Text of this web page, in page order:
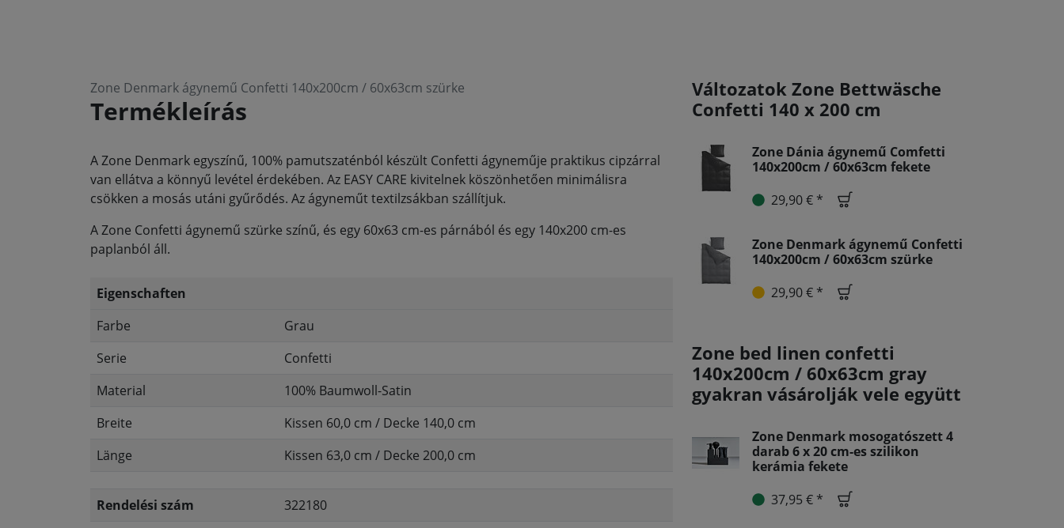
Zone Denmark ágynemű Confetti 140x200cm / 60x63cm szürke
Termékleírás
A Zone Denmark egyszínű, 100% pamutszaténból készült Confetti ágyneműje praktikus cipzárral
van ellátva a könnyű levétel érdekében. Az EASY CARE kivitelnek köszönhetően minimálisra
csökken a mosás utáni gyűrődés. Az ágyneműt textilzsákban szállítjuk.
A Zone Confetti ágynemű szürke színű, és egy 60x63 cm-es párnából és egy 140x200 cm-es
paplanból áll.
Eigenschaften
Farbe
Grau
Serie
Confetti
Material
100% Baumwoll-Satin
Breite
Kissen 60,0 cm / Decke 140,0 cm
Länge
Kissen 63,0 cm / Decke 200,0 cm
Rendelési szám
322180
Változatok Zone Bettwäsche
Confetti 140 x 200 cm
Zone Dánia ágynemű Comfetti
140x200cm / 60x63cm fekete
29,90 € *
Zone Denmark ágynemű Confetti
140x200cm / 60x63cm szürke
29,90 € *
Zone bed linen confetti
140x200cm / 60x63cm gray
gyakran vásárolják vele együtt
Zone Denmark mosogatószett 4
darab 6 x 20 cm-es szilikon
kerámia fekete
37,95 € *